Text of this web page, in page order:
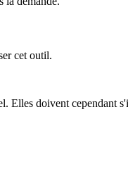
cet outil.
Elles doivent cependant